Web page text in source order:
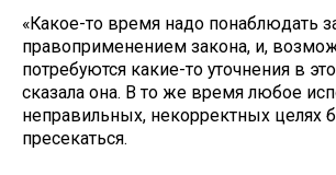
«Какое-то время надо понаблюдать
правоприменением закона, и,
потребуются какие-то уточнения в
сказала она. В то же время любое
неправильных, некорректных целях
пресекаться.